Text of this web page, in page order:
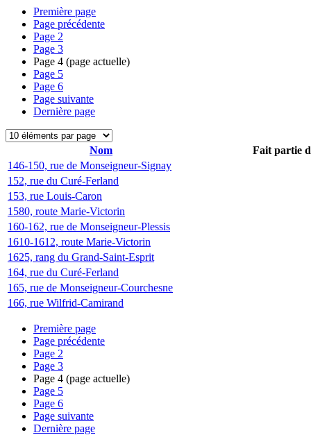
Première page
Page précédente
Page 2
Page 3
Page 4 (page actuelle)
Page 5
Page 6
Page suivante
Dernière page
Nom
Fait partie
146-150, rue de Monseigneur-Signay
152, rue du Curé-Ferland
153, rue Louis-Caron
1580, route Marie-Victorin
160-162, rue de Monseigneur-Plessis
1610-1612, route Marie-Victorin
1625, rang du Grand-Saint-Esprit
164, rue du Curé-Ferland
165, rue de Monseigneur-Courchesne
166, rue Wilfrid-Camirand
Première page
Page précédente
Page 2
Page 3
Page 4 (page actuelle)
Page 5
Page 6
Page suivante
Dernière page